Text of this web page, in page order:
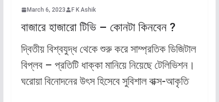
March 6, 2023 F K Ashik
বাজারে হাজারো টিভি – কোনটা কিনবেন ?
দ্বিতীয় বিশ্বযুদ্ধ থেকে শুরু করে সাম্প্রতিক ডিজিটাল
বিপ্লব – প্রতিটি ধাক্কা মানিয়ে নিয়েছে টেলিভিশন।
ঘরোয়া বিনোদনের উৎস হিসেবে সুবিশাল বাক্স-আকৃতি